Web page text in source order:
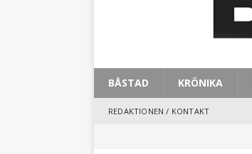
BÅSTAD KRÖNIKA
REDAKTIONEN / KONTAKT